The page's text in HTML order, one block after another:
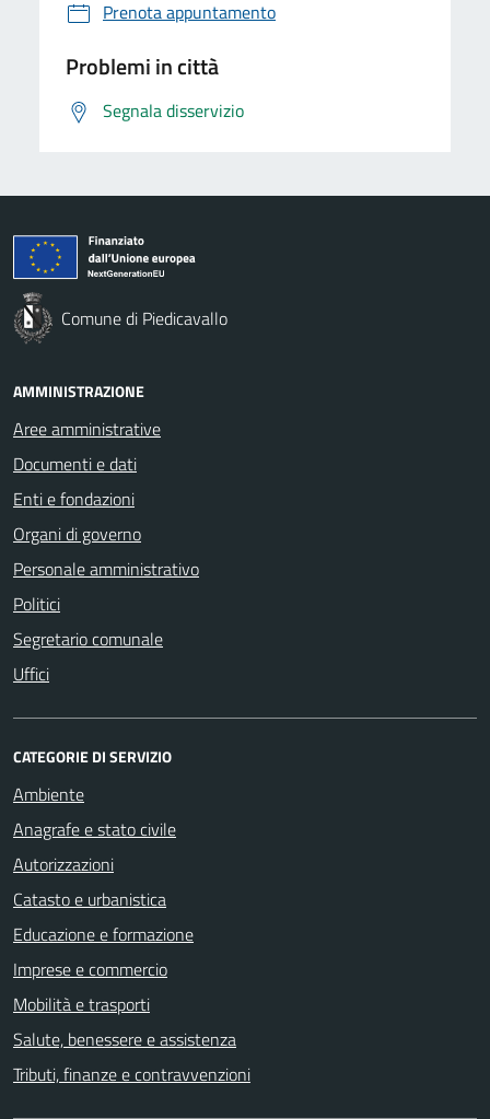
Prenota appuntamento
Problemi in città
Segnala disservizio
Comune di Piedicavallo
AMMINISTRAZIONE
Aree amministrative
Documenti e dati
Enti e fondazioni
Organi di governo
Personale amministrativo
Politici
Segretario comunale
Uffici
CATEGORIE DI SERVIZIO
Ambiente
Anagrafe e stato civile
Autorizzazioni
Catasto e urbanistica
Educazione e formazione
Imprese e commercio
Mobilità e trasporti
Salute, benessere e assistenza
Tributi, finanze e contravvenzioni